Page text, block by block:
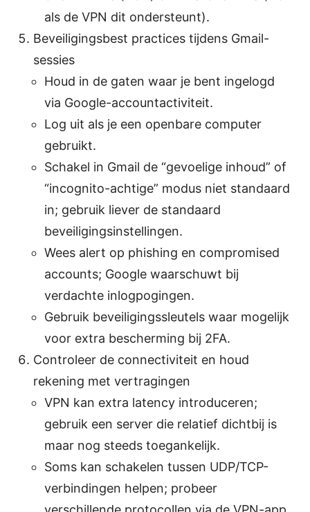
als de VPN dit ondersteunt).
Beveiligingsbest practices tijdens Gmail-
sessies
Houd in de gaten waar je bent ingelogd
via Google-accountactiviteit.
Log uit als je een openbare computer
gebruikt.
Schakel in Gmail de “gevoelige inhoud” of
“incognito-achtige” modus niet standaard
in; gebruik liever de standaard
beveiligingsinstellingen.
Wees alert op phishing en compromised
accounts; Google waarschuwt bij
verdachte inlogpogingen.
Gebruik beveiligingssleutels waar mogelijk
voor extra bescherming bij 2FA.
Controleer de connectiviteit en houd
rekening met vertragingen
VPN kan extra latency introduceren;
gebruik een server die relatief dichtbij is
maar nog steeds toegankelijk.
Soms kan schakelen tussen UDP/TCP-
verbindingen helpen; probeer